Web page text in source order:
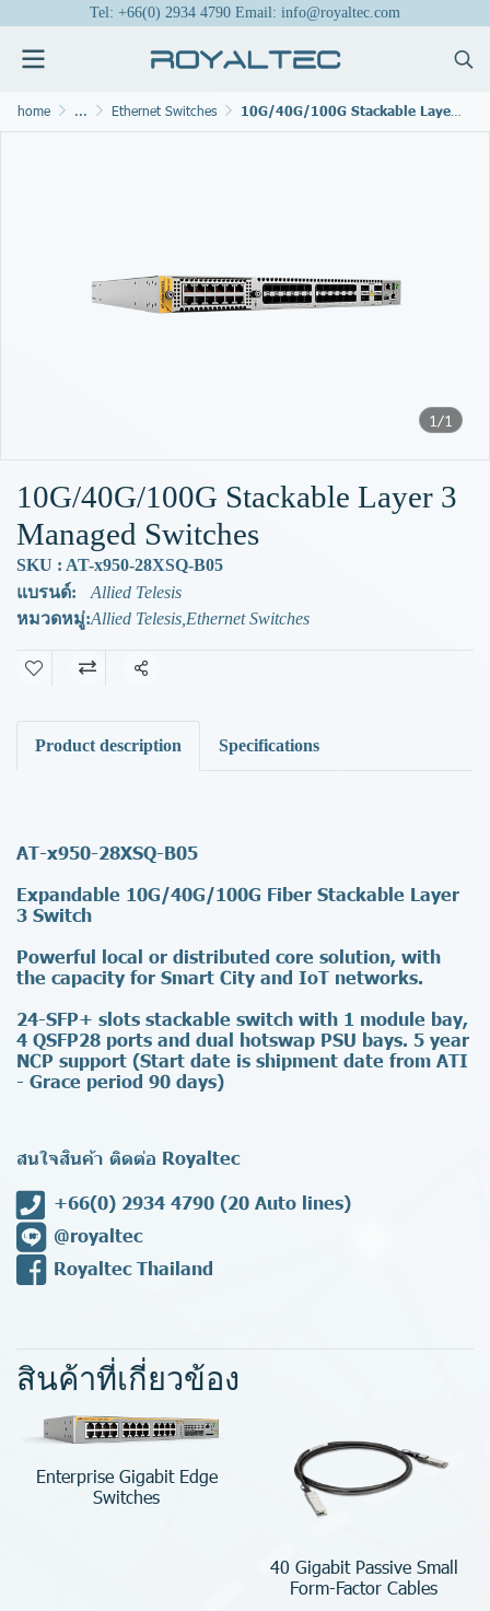
Tel: +66(0) 2934 4790 Email: info@royaltec.com
home ... Ethernet Switches 10G/40G/100G Stackable Layer 3 Managed Switches
1/1
10G/40G/100G Stackable Layer 3
Managed Switches
SKU : AT-x950-28XSQ-B05
แบรนด์:
Allied Telesis
หมวดหมู่:Allied Telesis Ethernet Switches
แชร์
Product description Specifications
AT-x950-28XSQ-B05
Expandable 10G/40G/100G Fiber Stackable Layer
3 Switch
Powerful local or distributed core solution, with
the capacity for Smart City and IoT networks.
24-SFP+ slots stackable switch with 1 module bay,
4 QSFP28 ports and dual hotswap PSU bays. 5 year
NCP support (Start date is shipment date from ATI
- Grace period 90 days)
สนใจสินค้า ติดต่อ Royaltec
+66(0) 2934 4790 (20 Auto lines)
@royaltec
Royaltec Thailand
สินค้าที่เกี่ยวข้อง
Enterprise Gigabit Edge
Switches
40 Gigabit Passive Small
Form-Factor Cables